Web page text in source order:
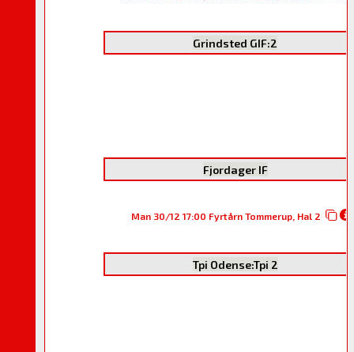
Grindsted GIF:2
Fjordager IF
Man 30/12 17:00 Fyrtårn Tommerup, Hal 2
Tpi Odense:Tpi 2